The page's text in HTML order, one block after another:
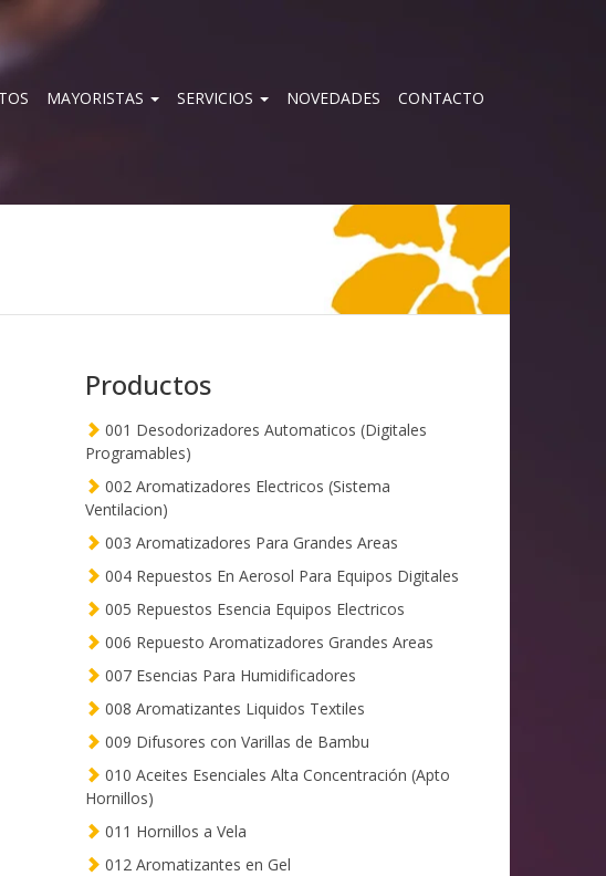
MAYORISTAS SERVICIOS NOVEDADES CONTACTO
Productos
001 Desodorizadores Automaticos (Digitales
Programables)
002 Aromatizadores Electricos (Sistema
Ventilacion)
003 Aromatizadores Para Grandes Areas
004 Repuestos En Aerosol Para Equipos Digitales
005 Repuestos Esencia Equipos Electricos
006 Repuesto Aromatizadores Grandes Areas
007 Esencias Para Humidificadores
008 Aromatizantes Liquidos Textiles
009 Difusores con Varillas de Bambu
010 Aceites Esenciales Alta Concentración (Apto
Hornillos)
011 Hornillos a Vela
012 Aromatizantes en Gel